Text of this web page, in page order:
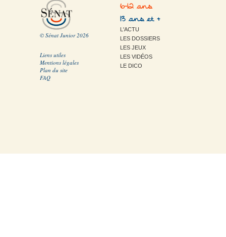
© Sénat Junior 2026
Liens utiles
Mentions légales
Plan du site
FAQ
6-12 ans
13 ans et +
L'ACTU
LES DOSSIERS
LES JEUX
LES VIDÉOS
LE DICO